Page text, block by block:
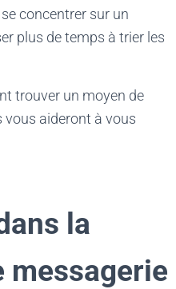
concentrer sur un
plus de temps à trier les
trouver un moyen de
vous aideront à vous
la
messagerie